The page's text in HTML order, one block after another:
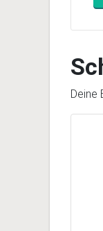
Deine